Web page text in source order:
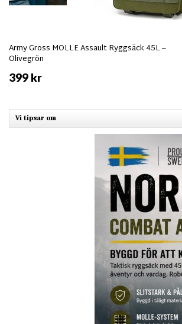
Army Gross MOLLE Assault Ryggsäck 45L –
Olivegrön
399 kr
Vi tipsar om